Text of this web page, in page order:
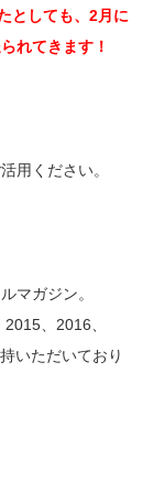
としても、2月に
れてきます！
用ください。
マガジン。
、2016、
いただいており